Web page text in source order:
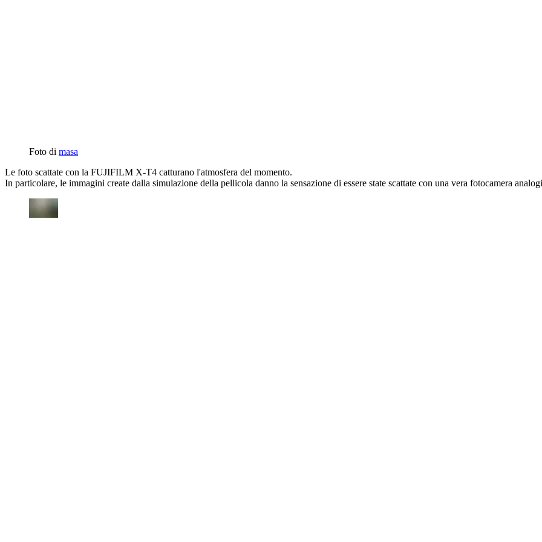
Foto di masa
Le foto scattate con la FUJIFILM X-T4 catturano l'atmosfera del momento.
In particolare, le immagini create dalla simulazione della pellicola danno la sensazione di essere state scattate con una vera fotocamera